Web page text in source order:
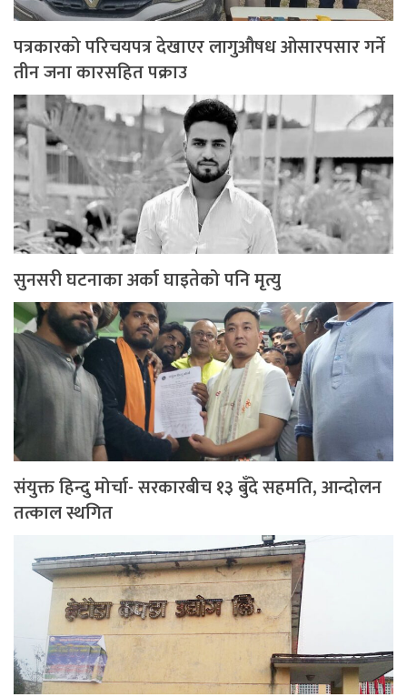
पत्रकारको परिचयपत्र देखाएर लागुऔषध ओसारपसार गर्ने
तीन जना कारसहित पक्राउ
सुनसरी घटनाका अर्का घाइतेको पनि मृत्यु
संयुक्त हिन्दु मोर्चा- सरकारबीच १३ बुँदे सहमति, आन्दोलन
तत्काल स्थगित